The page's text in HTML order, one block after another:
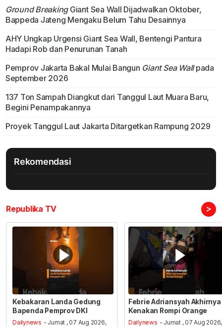
Ground BreakingGiant Sea Wall Dijadwalkan Oktober,
Bappeda Jateng Mengaku Belum Tahu Desainnya
AHY Ungkap Urgensi Giant Sea Wall, Bentengi Pantura
Hadapi Rob dan Penurunan Tanah
Pemprov Jakarta Bakal Mulai Bangun Giant Sea Wallpada
September 2026
137 Ton Sampah Diangkut dari Tanggul Laut Muara Baru,
Begini Penampakannya
Proyek Tanggul Laut Jakarta Ditargetkan Rampung 2029
Rekomendasi
Republika TV >
Kebakaran Landa Gedung
Bapenda Pemprov DKI
Dailynews - Jumat , 07 Aug 2026,
Febrie Adriansyah Akhirnya
Kenakan Rompi Orange
Dailynews - Jumat , 07 Aug 2026,